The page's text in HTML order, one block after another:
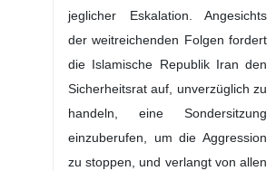
jeglicher Eskalation. Angesichts
der weitreichenden Folgen fordert
die Islamische Republik Iran den
Sicherheitsrat auf, unverzüglich zu
handeln, eine Sondersitzung
einzuberufen, um die Aggression
zu stoppen, und verlangt von allen